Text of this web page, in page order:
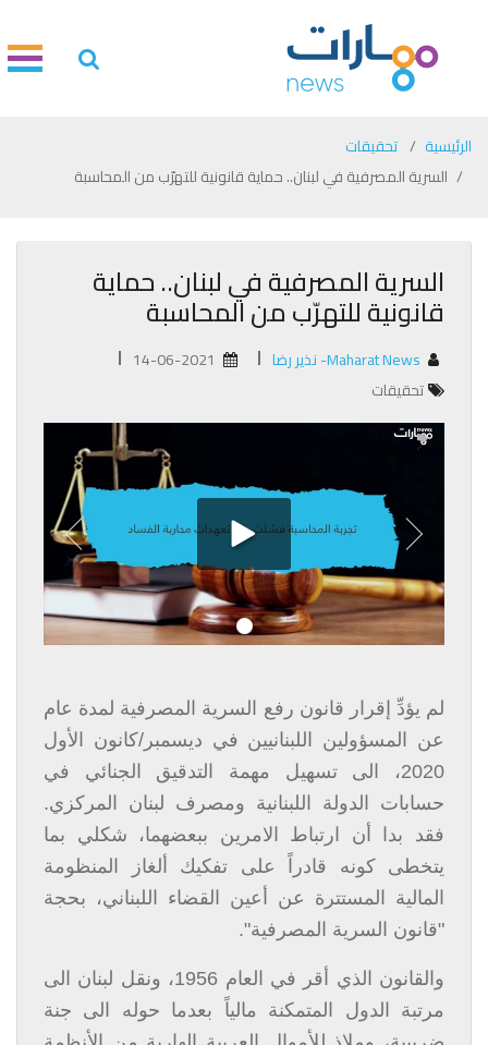
الرئيسية
تحقيقات
السرية المصرفية في لبنان.. حماية قانونية للتهرّب من المحاسبة
السرية المصرفية في لبنان.. حماية
قانونية للتهرّب من المحاسبة
Maharat News- نذير رضا
تحقيقات
لم يؤدِّ إقرار قانون رفع السرية المصرفية لمدة عام
عن المسؤولين اللبنانيين في ديسمبر/كانون الأول
2020، الى تسهيل مهمة التدقيق الجنائي في
حسابات الدولة اللبنانية ومصرف لبنان المركزي.
فقد بدا أن ارتباط الامرين ببعضهما، شكلي بما
يتخطى كونه قادراً على تفكيك ألغاز المنظومة
المالية المستترة عن أعين القضاء اللبناني، بحجة
"قانون السرية المصرفية".
والقانون الذي أقر في العام 1956، ونقل لبنان الى
مرتبة الدول المتمكنة مالياً بعدما حوله الى جنة